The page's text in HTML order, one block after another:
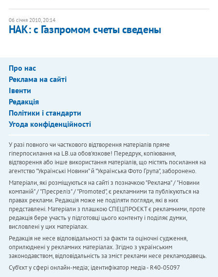
06 січня 2010, 20:14
НАК: с Газпромом счеты сведены
Про нас
Реклама на сайті
Івенти
Редакція
Політики і стандарти
Угода конфіденційності
У разі повного чи часткового відтворення матеріалів пряме
гіперпосилання на LB.ua обов'язкове! Передрук, копіювання,
відтворення або інше використання матеріалів, що містять посилання на
агентство "Українськi Новини" й "Українська Фото Група", заборонено.
Матеріали, які розміщуються на сайті з позначкою "Реклама" / "Новини
компаній" / "Пресреліз" / "Promoted", є рекламними та публікуються на
правах реклами. Редакція може не поділяти погляди, які в них
представлені. Матеріали з плашкою СПЕЦПРОЄКТ є рекламними, проте
редакція бере участь у підготовці цього контенту і поділяє думки,
висловлені у цих матеріалах.
Редакція не несе відповідальності за факти та оціночні судження,
оприлюднені у рекламних матеріалах. Згідно з українським
законодавством, відповідальність за зміст реклами несе рекламодавець.
Cуб'єкт у сфері онлайн-медіа; ідентифікатор медіа - R40-05097